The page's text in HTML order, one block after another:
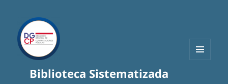
Biblioteca Sistematizada